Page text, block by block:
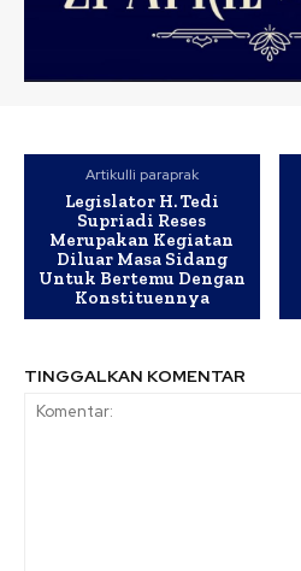
Artikulli paraprak
Legislator H. Tedi
Supriadi Reses
Merupakan Kegiatan
Diluar Masa Sidang
Untuk Bertemu Dengan
Konstituennya
TINGGALKAN KOMENTAR